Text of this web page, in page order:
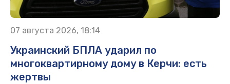
07 августа 2026, 18:14
Украинский БПЛА ударил по
многоквартирному дому в Керчи: есть
жертвы